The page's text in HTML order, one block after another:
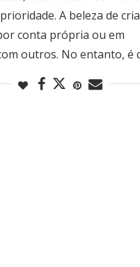
A beleza de
conta própria ou em
outros. No entanto, é